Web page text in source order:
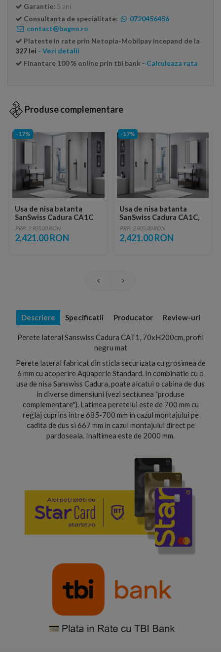
Garantie: 5 ani
Consultanta de specialitate:
0720456456
contact@bagno.ro
Plateste in rate prin Netopia-Mobilpay incepand de la
327 lei - Vezi detalii
Finantare 100 % online prin tbi bank - Calculeaza rata
Produse complementare
-17%
Usa de nisa batanta
SanSwiss Cadura CA1C
70xH200 cm profil negru,
stanga
PRP: 2,905.00 RON
2,421.00 RON
-17%
Usa de nisa batanta
SanSwiss Cadura CA1C,
70xH200 cm profil negru,
dreapta
PRP: 2,905.00 RON
2,421.00 RON
Descriere Specificatii Producator Review-uri
Perete lateral Sanswiss Cadura CAT1, 70xH200cm, profil
negru mat
Perete lateral fabricat din sticla securizata cu grosimea de
6 mm cu acoperire Aquaperle Standard. In combinatie cu o
usa de nisa Sanswiss Cadura, poate alcatui o cabina de dus
in diverse dimensiuni (vezi sectiunea "produse
complementare"). Latimea peretelui este de 700 mm cu
reglaj cuprins intre 685-700 mm in cazul montajului pe
cadita de dus si 667 mm in cazul montajului direct pe
pardoseala. Inaltimea este de 2000 mm.